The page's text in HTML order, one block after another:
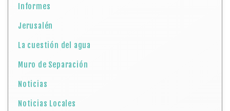
Informes
Jerusalén
La cuestión del agua
Muro de Separación
Noticias
Noticias Locales